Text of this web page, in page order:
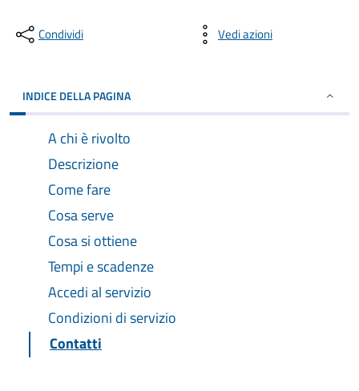
Condividi Vedi azioni
INDICE DELLA PAGINA
A chi è rivolto
Descrizione
Come fare
Cosa serve
Cosa si ottiene
Tempi e scadenze
Accedi al servizio
Condizioni di servizio
Contatti